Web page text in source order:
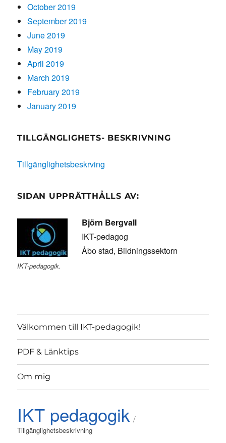
October 2019
September 2019
June 2019
May 2019
April 2019
March 2019
February 2019
January 2019
TILLGÄNGLIGHETS- BESKRIVNING
Tillgänglighetsbeskrving
SIDAN UPPRÄTTHÅLLS AV:
IKT-pedagogik.
Björn Bergvall
IKT-pedagog
Åbo stad, Bildningssektorn
Välkommen till IKT-pedagogik!
PDF & Länktips
Om mig
IKT pedagogik
Tillgänglighetsbeskrivning